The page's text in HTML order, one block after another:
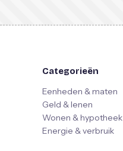
Categorieën
Eenheden & maten
Geld & lenen
Wonen & hypotheek
Energie & verbruik